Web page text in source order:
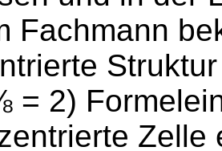
Fachmann
= 2)
Zelle